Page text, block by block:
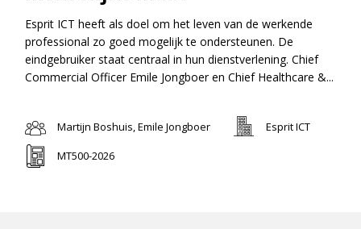
Esprit ICT heeft als doel om het leven van de werkende
professional zo goed mogelijk te ondersteunen. De
eindgebruiker staat centraal in hun dienstverlening. Chief
Commercial Officer Emile Jongboer en Chief Healthcare &...
Martijn Boshuis, Emile Jongboer
Esprit ICT
MT500-2026